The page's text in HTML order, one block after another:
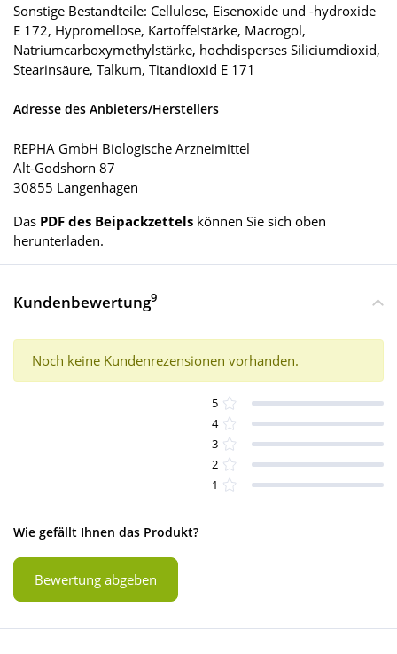
Sonstige Bestandteile: Cellulose, Eisenoxide und -hydroxide
E 172, Hypromellose, Kartoffelstärke, Macrogol,
Natriumcarboxymethylstärke, hochdisperses Siliciumdioxid,
Stearinsäure, Talkum, Titandioxid E 171
Adresse des Anbieters/Herstellers
REPHA GmbH Biologische Arzneimittel
Alt-Godshorn 87
30855 Langenhagen
Das PDF des Beipackzettels können Sie sich oben
herunterladen.
Kundenbewertung9
Noch keine Kundenrezensionen vorhanden.
5
4
3
2
1
Wie gefällt Ihnen das Produkt?
Bewertung abgeben